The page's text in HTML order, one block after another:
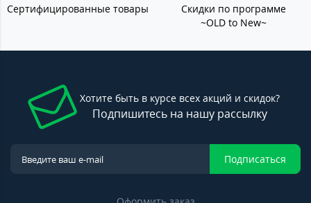
Сертифицированные товары
Скидки по программе
~OLD to New~
Хотите быть в курсе всех акций и скидок?
Подпишитесь на нашу рассылку
Подписаться